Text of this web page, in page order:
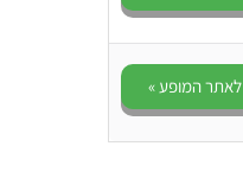
לאתר המופע »